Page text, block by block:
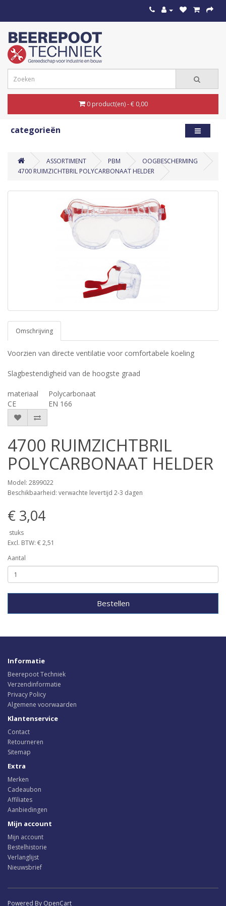
0 product(en) - € 0,00
categorieën
ASSORTIMENT PBM
OOGBESCHERMING
4700 RUIMZICHTBRIL POLYCARBONAAT HELDER
Omschrijving
Voorzien van directe ventilatie voor comfortabele koeling
Slagbestendigheid van de hoogste graad
materiaal
Polycarbonaat
CE
EN 166
4700 RUIMZICHTBRIL
POLYCARBONAAT HELDER
Model: 2899022
Beschikbaarheid: verwachte levertijd 2-3 dagen
€ 3,04
stuks
Excl. BTW: € 2,51
Aantal
Bestellen
Informatie
Beerepoot Techniek
Verzendinformatie
Privacy Policy
Algemene voorwaarden
Klantenservice
Contact
Retourneren
Sitemap
Extra
Merken
Cadeaubon
Affiliates
Aanbiedingen
Mijn account
Mijn account
Bestelhistorie
Verlanglijst
Nieuwsbrief
Powered By OpenCart